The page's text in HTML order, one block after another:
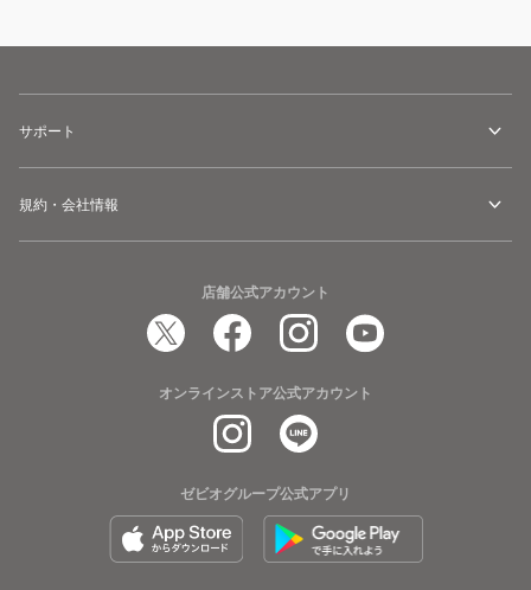
サポート
規約・会社情報
店舗公式アカウント
オンラインストア公式アカウント
ゼビオグループ公式アプリ